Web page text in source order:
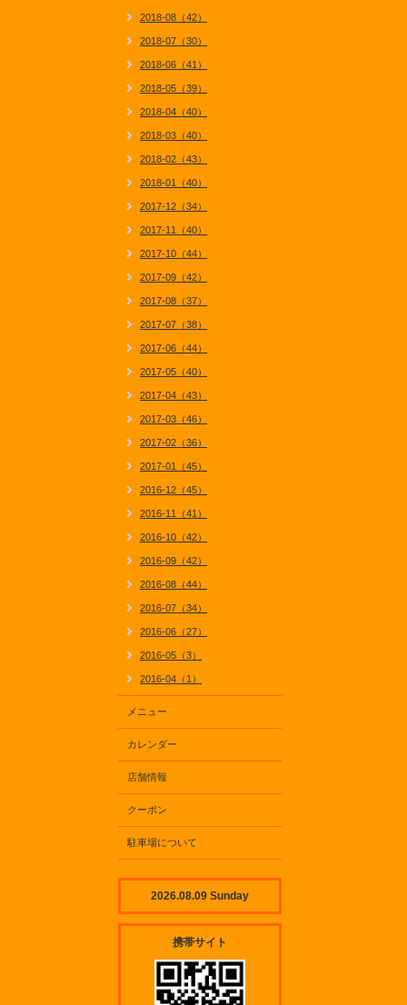
2018-08（42）
2018-07（30）
2018-06（41）
2018-05（39）
2018-04（40）
2018-03（40）
2018-02（43）
2018-01（40）
2017-12（34）
2017-11（40）
2017-10（44）
2017-09（42）
2017-08（37）
2017-07（38）
2017-06（44）
2017-05（40）
2017-04（43）
2017-03（46）
2017-02（36）
2017-01（45）
2016-12（45）
2016-11（41）
2016-10（42）
2016-09（42）
2016-08（44）
2016-07（34）
2016-06（27）
2016-05（3）
2016-04（1）
メニュー
カレンダー
店舗情報
クーポン
駐車場について
2026.08.09 Sunday
携帯サイト